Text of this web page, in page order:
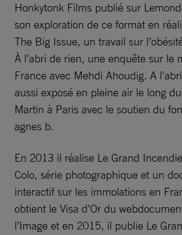
Honkytonk Films publié sur
son exploration de ce format en
The Big Issue, un travail sur
À l’abri de rien, une enquête sur le
France avec Mehdi Ahoudig. A
aussi exposé en pleine air le long
Martin à Paris avec le soutien du
agnes b.
En 2013 il réalise Le Grand
Colo, série photographique et un
interactif sur les immolations en
obtient le Visa d’Or du
l’Image et en 2015, il publie Le